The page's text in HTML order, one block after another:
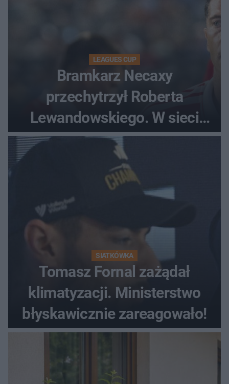
LEAGUES CUP
Bramkarz Necaxy
przechytrzył Roberta
Lewandowskiego. W sieci
krąży wideo z tego pojedynku
SIATKÓWKA
Tomasz Fornal zażądał
klimatyzacji. Ministerstwo
błyskawicznie zareagowało!